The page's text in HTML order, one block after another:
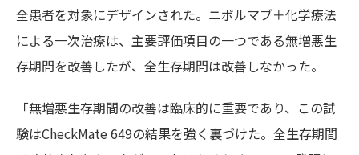
全患者を対象にデザインされた。ニボルマブ＋化学療法
による一次治療は、主要評価項目の一つである無増悪生
存期間を改善したが、全生存期間は改善しなかった。
「無増悪生存期間の改善は臨床的に重要であり、この試
験はCheckMate 649の結果を強く裏づけた。全生存期間